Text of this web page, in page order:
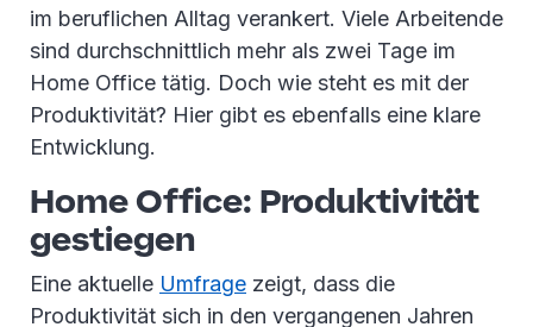
im beruflichen Alltag verankert. Viele Arbeitende
sind durchschnittlich mehr als zwei Tage im
Home Office tätig. Doch wie steht es mit der
Produktivität? Hier gibt es ebenfalls eine klare
Entwicklung.
Home Office: Produktivität
gestiegen
Eine aktuelle Umfrage zeigt, dass die
Produktivität sich in den vergangenen Jahren